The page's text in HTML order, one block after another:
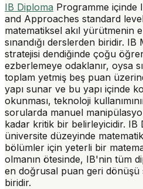
IB Diploma Programme içinde
and Approaches standard
matematiksel akıl yürütmenin
sınandığı derslerden biridir.
stratejisi dendiğinde çoğu
ezberlemeye odaklanır, oysa
toplam yetmiş beş puan
yapı sunar ve bu yapı içinde
okunması, teknoloji
sorularda manuel
kadar kritik bir belirleyicidir. IB
üniversite düzeyinde
bölümler için yeterli bir
olmanın ötesinde, IB'nin tüm
en doğrusal puan geri dönüşü
biridir.